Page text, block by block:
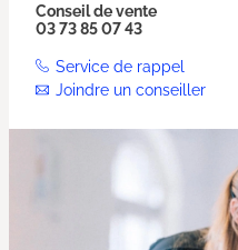
Conseil de vente
03 73 85 07 43
Service de rappel
Joindre un conseiller